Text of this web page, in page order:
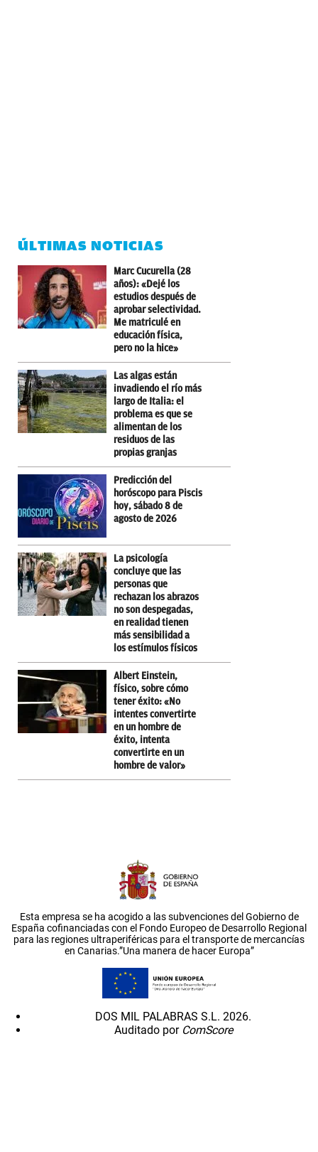
ÚLTIMAS NOTICIAS
Marc Cucurella (28
años): «Dejé los
estudios después de
aprobar selectividad.
Me matriculé en
educación física,
pero no la hice»
Las algas están
invadiendo el río más
largo de Italia: el
problema es que se
alimentan de los
residuos de las
propias granjas
Predicción del
horóscopo para Piscis
hoy, sábado 8 de
agosto de 2026
La psicología
concluye que las
personas que
rechazan los abrazos
no son despegadas,
en realidad tienen
más sensibilidad a
los estímulos físicos
Albert Einstein,
físico, sobre cómo
tener éxito: «No
intentes convertirte
en un hombre de
éxito, intenta
convertirte en un
hombre de valor»
Esta empresa se ha acogido a las subvenciones del Gobierno de
España cofinanciadas con el Fondo Europeo de Desarrollo Regional
para las regiones ultraperiféricas para el transporte de mercancías
en Canarias.”Una manera de hacer Europa”
DOS MIL PALABRAS S.L. 2026.
Auditado por ComScore